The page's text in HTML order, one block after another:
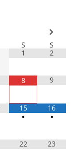
S
S
1
2
8 9
15
•
16
•
22 23